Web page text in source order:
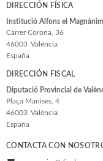
DIRECCIÓN FÍSICA
Institució Alfons el
Carrer Corona, 36
46003 València
España
DIRECCIÓN FISCAL
Diputació Provincial de
Plaça Manises, 4
46003 València
España
CONTACTA CON